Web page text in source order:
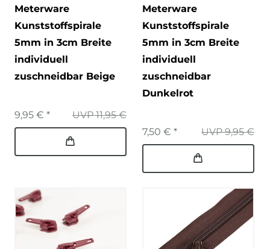
Meterware
Kunststoffspirale
5mm in 3cm Breite
individuell
zuschneidbar Beige
UVP 11,95 €
9,95 € *
Meterware
Kunststoffspirale
5mm in 3cm Breite
individuell
zuschneidbar
Dunkelrot
UVP 9,95 €
7,50 € *